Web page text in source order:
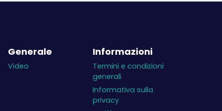
Generale
Video
Informazioni
Termini e condizioni
generali
Informativa sulla
privacy